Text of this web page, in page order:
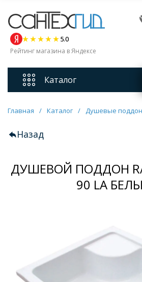
5.0
Рейтинг магазина в Яндексе
Каталог
Смесители
Унитазы
Мебель для ванных
Раковины
Главная / Каталог / Душевые
Назад
ДУШЕВОЙ ПОДДОН
90 LA